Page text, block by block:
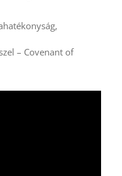
– Covenant of